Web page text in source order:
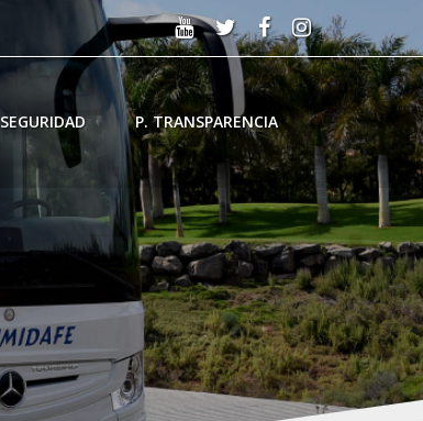
SEGURIDAD P. TRANSPARENCIA